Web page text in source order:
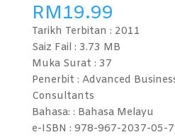
RM19.99
Tarikh Terbitan : 2011
Saiz Fail : 3.73 MB
Muka Surat : 37
Penerbit : Advanced
Consultants
Bahasa: : Bahasa Melayu
e-ISBN : 978-967-2037-05-7